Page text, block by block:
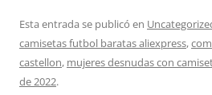
Esta entrada se publicó en
camisetas futbol baratas aliexpress,
castellon, mujeres desnudas con
de 2022.